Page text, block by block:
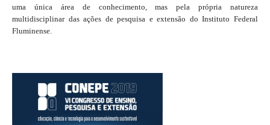
uma única área de conhecimento, mas pela própria natureza
multidisciplinar das ações de pesquisa e extensão do Instituto Federal
Fluminense.